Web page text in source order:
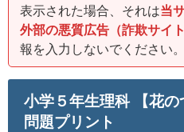
表示された場合、それは当
外部の悪質広告（詐欺サイト
報を入力しないでください。
小学５年生理科 【花の
問題プリント